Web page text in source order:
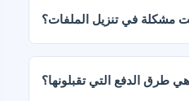
مشكلة في تنزيل الملفات؟
طرق الدفع التي تقبلونها؟